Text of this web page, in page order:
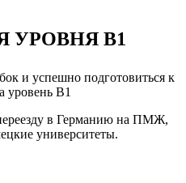
УРОВНЯ B1
и успешно подготовиться к
уровень B1
в Германию на ПМЖ,
университеты.